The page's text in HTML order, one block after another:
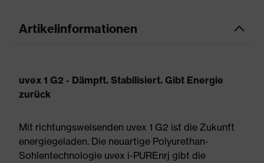
Artikelinformationen
uvex 1 G2 - Dämpft. Stabilisiert. Gibt Energie
zurück
Mit richtungsweisenden uvex 1 G2 ist die Zukunft
energiegeladen. Die neuartige Polyurethan-
Sohlentechnologie uvex i-PUREnrj gibt die